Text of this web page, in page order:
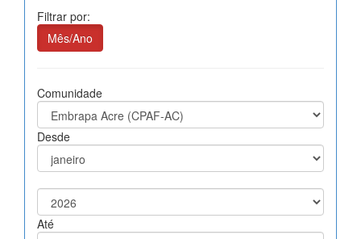
Filtrar por:
Mês/Ano
Comunidade
Desde
Até